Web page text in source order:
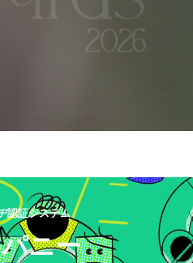
認証システム
ニー